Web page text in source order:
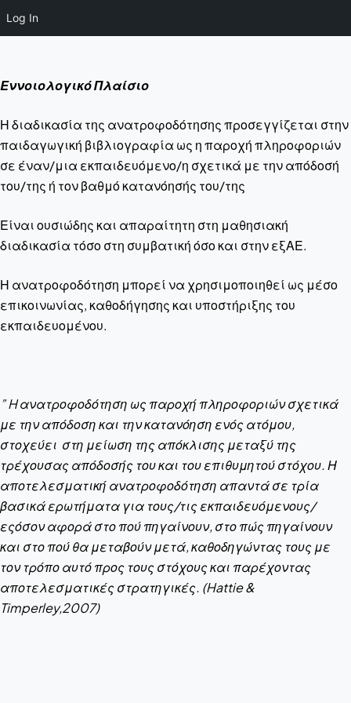
Log In
Εννοιολογικό Πλαίσιο
Η διαδικασία της ανατροφοδότησης προσεγγίζεται στην
παιδαγωγική βιβλιογραφία ως η παροχή πληροφοριών
σε έναν/μια εκπαιδευόμενο/η σχετικά με την απόδοσή
του/της ή τον βαθμό κατανόησής του/της
Είναι ουσιώδης και απαραίτητη στη μαθησιακή
διαδικασία τόσο στη συμβατική όσο και στην εξΑΕ.
Η ανατροφοδότηση μπορεί να χρησιμοποιηθεί ως μέσο
επικοινωνίας, καθοδήγησης και υποστήριξης του
εκπαιδευομένου.
” H ανατροφοδότηση ως παροχή πληροφοριών σχετικά
με την απόδοση και την κατανόηση ενός ατόμου,
στοχεύει στη μείωση της απόκλισης μεταξύ της
τρέχουσας απόδοσής του και του επιθυμητού στόχου. Η
αποτελεσματική ανατροφοδότηση απαντά σε τρία
βασικά ερωτήματα για τους/τις εκπαιδευόμενους/
εςόσον αφορά στο πού πηγαίνουν, στο πώς πηγαίνουν
και στο πού θα μεταβούν μετά, καθοδηγώντας τους με
τον τρόπο αυτό προς τους στόχους και παρέχοντας
αποτελεσματικές στρατηγικές. (Hattie &
Timperley,2007)